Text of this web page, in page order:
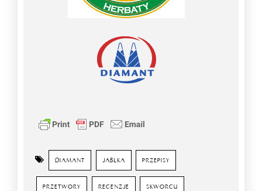
DIAMANT JABŁKA PRZEPISY
PRZETWORY RECENZJE SKWORCU